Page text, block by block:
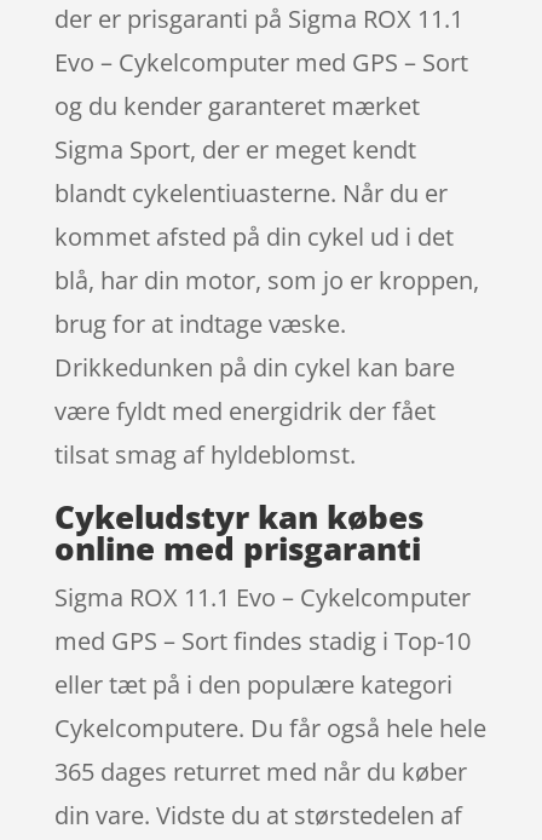
der er prisgaranti på Sigma ROX 11.1
Evo – Cykelcomputer med GPS – Sort
og du kender garanteret mærket
Sigma Sport, der er meget kendt
blandt cykelentiuasterne. Når du er
kommet afsted på din cykel ud i det
blå, har din motor, som jo er kroppen,
brug for at indtage væske.
Drikkedunken på din cykel kan bare
være fyldt med energidrik der fået
tilsat smag af hyldeblomst.
Cykeludstyr kan købes
online med prisgaranti
Sigma ROX 11.1 Evo – Cykelcomputer
med GPS – Sort findes stadig i Top-10
eller tæt på i den populære kategori
Cykelcomputere. Du får også hele hele
365 dages returret med når du køber
din vare. Vidste du at størstedelen af